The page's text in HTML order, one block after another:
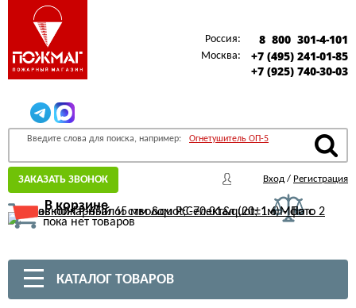
Россия: 8 800 301-4-101
Москва:
+7 (495) 241-01-85
+7 (925) 740-30-03
Введите слова для поиска, например: Огнетушитель ОП-5
ЗАКАЗАТЬ ЗВОНОК Вход / Регистрация
В корзине
пока нет товаров
КАТАЛОГ ТОВАРОВ